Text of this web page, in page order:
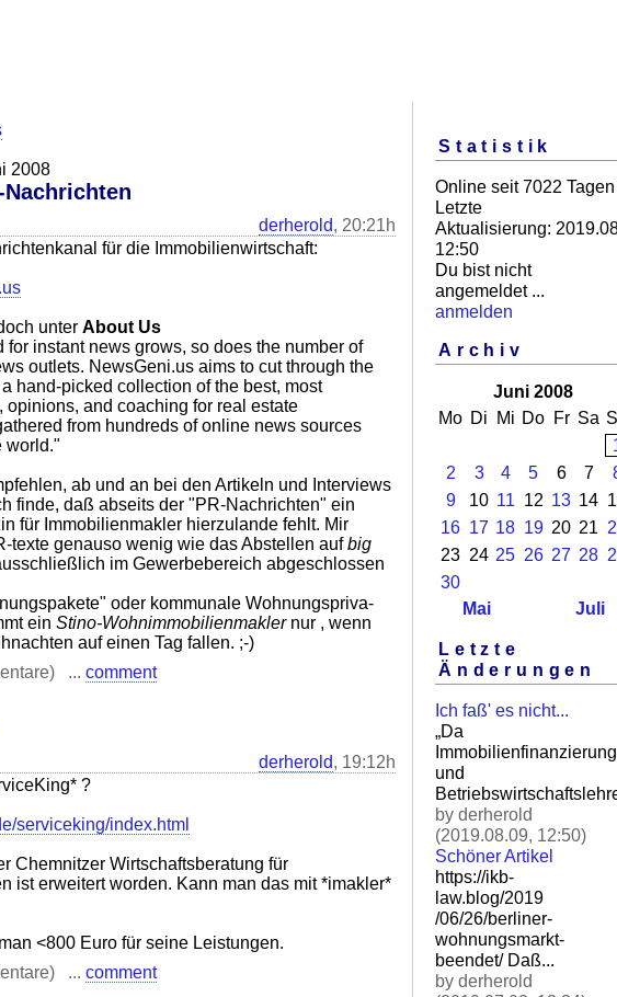
2008
derherold, 20:21h
für die Immobilienwirtschaft:
unter About Us
for instant news grows, so does the number of
outlets. NewsGeni.us aims to cut through the
hand-picked collection of the best, most
opinions, and coaching for real estate
from hundreds of online news sources
world."
ab und an bei den Artikeln und Interviews
finde, daß abseits der "PR-Nachrichten" ein
für Immobilienmakler hierzulande fehlt. Mir
texte genauso wenig wie das Abstellen aufbig
im Gewerbebereich abgeschlossen
oder kommunale Wohnungspriva-
ein Stino-Wohnimmobilienmaklernur , wenn
auf einen Tag fallen. ;-)
... comment
derherold, 19:12h
?
serviceking/index.html
Chemnitzer Wirtschaftsberatung für
ist erweitert worden. Kann man das mit *imakler*
<800 Euro für seine Leistungen.
... comment
Statistik
Online seit 7022 Tagen
Letzte
Aktualisierung:
12:50
Du bist nicht
angemeldet ...
anmelden
Archiv
Juni 2008
Mo Di Mi Do Fr Sa
2
3 4 5 6 7
9
10 11 12 13 14
16 17 18 19 20 21
23 24 25 26 27 28
30
Mai
Juli
Letzte
Änderungen
Ich faß' es nicht...
„Da
Immobilienfinanzierung
und
by derherold
(2019.08.09, 12:50)
Schöner Artikel
https://ikb-
law.blog/2019
/06/26/berliner-
wohnungsmarkt-
beendet/ Daß...
by derherold